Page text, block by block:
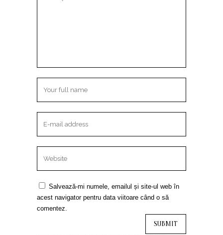
Salvează-mi numele, emailul și site-ul web în
acest navigator pentru data viitoare când o să
comentez.